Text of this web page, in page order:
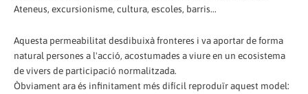
Ateneus, excursionisme, cultura, escoles, barris...
Aquesta permeabilitat desdibuixà fronteres i va aportar de forma
natural persones a l'acció, acostumades a viure en un ecosistema
de vivers de participació normalitzada.
Òbviament ara és infinitament més difícil reproduïr aquest model: